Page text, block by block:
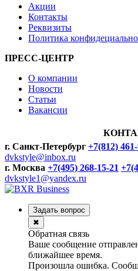
Акции
Контакты
Реквизиты
Политика
ПРЕСС-ЦЕНТР
О компании
Новости
Статьи
Вакансии
г. Санкт-Петербург +7(812)
dvkstyle@inbox.ru
г. Москва +7(495) 268-15-21
dvkstyle1@yandex.ru
Задать вопрос
✖
Обратная связь
Ваше сообщение
ближайшее время.
Произошла ошибка.